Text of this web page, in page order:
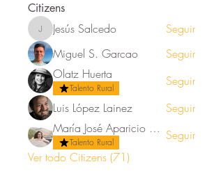
Citizens
Jesús Salcedo
Jesús Salcedo
Seguir
Miguel S. Garcao
Seguir
Olatz Huerta
Talento Rural
Seguir
Luis López Lainez
Seguir
María José Aparicio Ortega
Talento Rural
Seguir
Ver todo Citizens (71)